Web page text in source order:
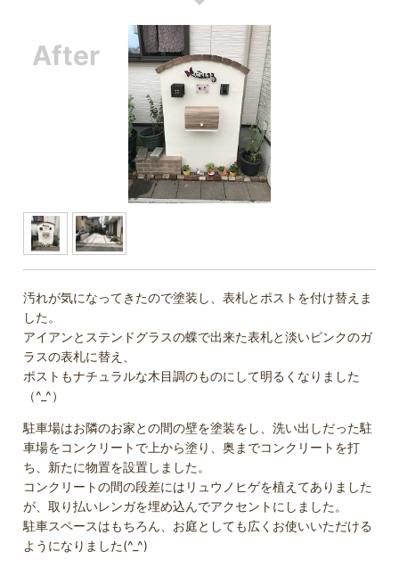
汚れが気になってきたので塗装し、表札とポストを付け替えま
した。
アイアンとステンドグラスの蝶で出来た表札と淡いピンクのガ
ラスの表札に替え、
ポストもナチュラルな木目調のものにして明るくなりました
（^_^）
駐車場はお隣のお家との間の壁を塗装をし、洗い出しだった駐
車場をコンクリートで上から塗り、奥までコンクリートを打
ち、新たに物置を設置しました。
コンクリートの間の段差にはリュウノヒゲを植えてありました
が、取り払いレンガを埋め込んでアクセントにしました。
駐車スペースはもちろん、お庭としても広くお使いいただける
ようになりました(^_^)